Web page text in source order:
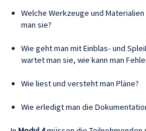
Welche Werkzeuge und
man sie?
Wie geht man mit Einblas- und
wartet man sie, wie kann man
Wie liest und versteht man Pläne?
Wie erledigt man die